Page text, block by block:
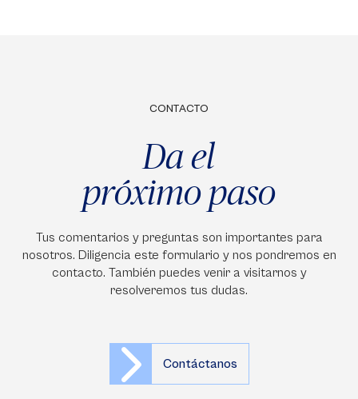
CONTACTO
Da el
próximo paso
Tus comentarios y preguntas son importantes para
nosotros. Diligencia este formulario y nos pondremos en
contacto. También puedes venir a visitarnos y
resolveremos tus dudas.
Contáctanos